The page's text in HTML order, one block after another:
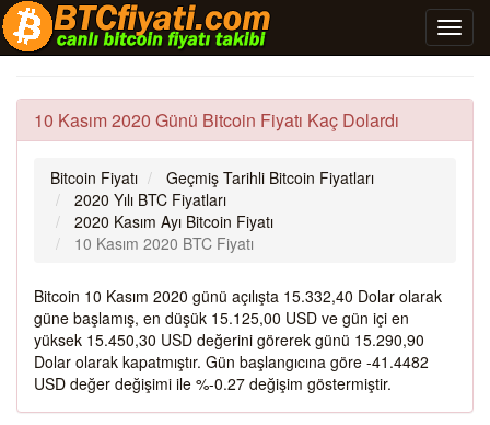
10 Kasım 2020 Günü Bitcoin Fiyatı Kaç Dolardı
Bitcoin Fiyatı
Geçmiş Tarihli Bitcoin Fiyatları
2020 Yılı BTC Fiyatları
2020 Kasım Ayı Bitcoin Fiyatı
10 Kasım 2020 BTC Fiyatı
Bitcoin 10 Kasım 2020 günü açılışta 15.332,40 Dolar olarak
güne başlamış, en düşük 15.125,00 USD ve gün içi en
yüksek 15.450,30 USD değerini görerek günü 15.290,90
Dolar olarak kapatmıştır. Gün başlangıcına göre -41.4482
USD değer değişimi ile %-0.27 değişim göstermiştir.